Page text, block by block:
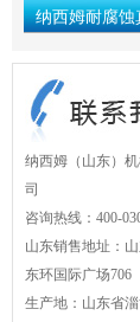
纳西姆耐腐蚀
纳西姆（山东）
司
咨询热线：400-
山东销售地址：
东环国际广场706
生产地：山东省